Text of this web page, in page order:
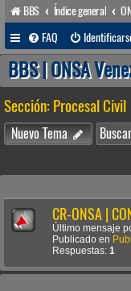
BBS Índice general
FAQ
BBS | ONSA
Sección: Procesal Civil
Nuevo Tema
CR-ONSA |
Último mensaje
Publicado en
Respuestas: 1